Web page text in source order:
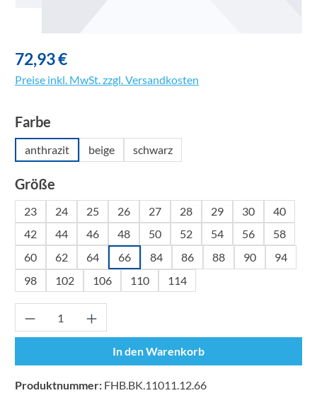
72,93 €
Preise inkl. MwSt. zzgl. Versandkosten
Farbe
anthrazit beige schwarz
Größe
23 24 25 26 27 28 29 30
40
42
44 46 48 50 52 54 56
58
60
62 64 66 84 86 88 90
94
98
102 106 110 114
Produkt Anzahl: Gib den gewünschten
In den Warenkorb
Produktnummer: FHB.BK.11011.12.66